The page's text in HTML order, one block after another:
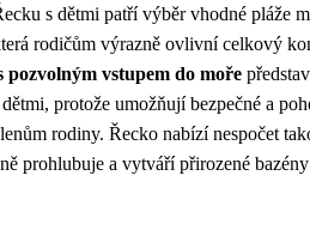
s dětmi patří výběr vhodné pláže
rodičům výrazně ovlivní celkový
pozvolným vstupem do moře
protože umožňují bezpečné a
rodiny. Řecko nabízí nespočet
prohlubuje a vytváří přirozené